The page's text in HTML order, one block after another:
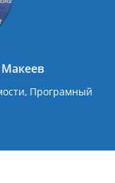
Програмный